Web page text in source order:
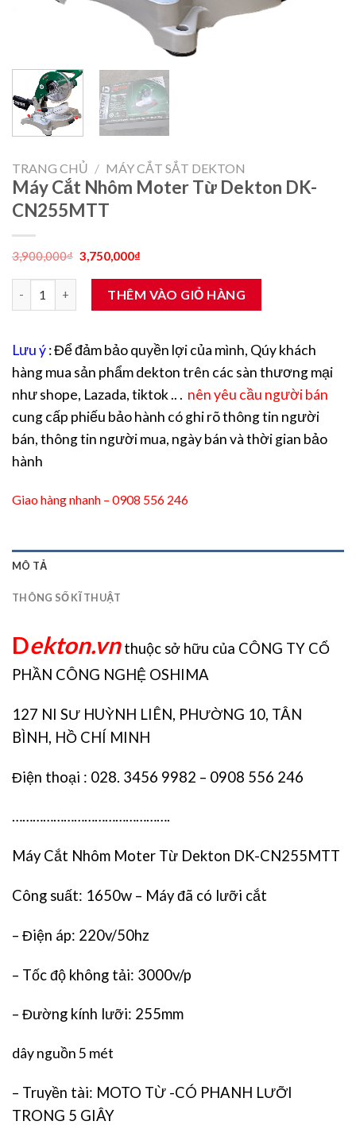
TRANG CHỦ / MÁY CẮT SẮT DEKTON
Máy Cắt Nhôm Moter Từ Dekton DK-
CN255MTT
3,900,000₫ Giá
gốc
3,900,000₫.
3,750,000₫Giá
tại
là:
Máy Cắt Nhôm Moter Từ Dekton DK-CN255MTT số lượng
THÊM VÀO GIỎ HÀNG
Lưu ý: Để đảm bảo quyền lợi của mình, Qúy khách
hàng mua sản phẩm dekton trên các sàn thương mại
như shope, Lazada, tiktok .. . nên yêu cầu người bán
cung cấp phiếu bảo hành có ghi rõ thông tin người
bán, thông tin người mua, ngày bán và thời gian bảo
hành
Giao hàng nhanh – 0908 556 246
MÔ TẢ
THÔNG SỐ KĨ THUẬT
Dekton.vnthuộc sở hữu của CÔNG TY CỔ
PHẦN CÔNG NGHỆ OSHIMA
127 NI SƯ HUỲNH LIÊN, PHƯỜNG 10, TÂN
BÌNH, HỒ CHÍ MINH
Điện thoại : 028. 3456 9982 – 0908 556 246
……………………………………….
Máy Cắt Nhôm Moter Từ Dekton DK-CN255MTT
Công suất: 1650w – Máy đã có lưỡi cắt
– Điện áp: 220v/50hz
– Tốc độ không tải: 3000v/p
– Đường kính lưỡi: 255mm
dây nguồn 5 mét
– Truyền tài: MOTO TỪ -CÓ PHANH LƯỠI
TRONG 5 GIÂY